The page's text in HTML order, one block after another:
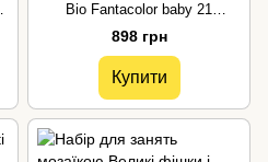
Bio Fantacolor baby 21
елемент 84405-Q
898 грн
Купити